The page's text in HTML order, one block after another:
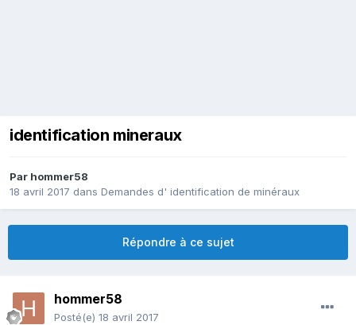
identification mineraux
Par hommer58
18 avril 2017 dans Demandes d' identification de minéraux
Répondre à ce sujet
hommer58
Posté(e) 18 avril 2017